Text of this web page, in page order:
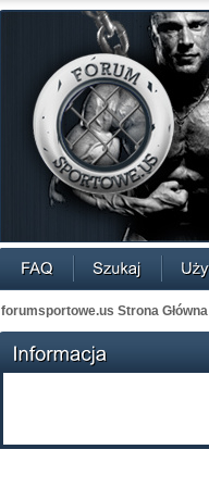
forumsportowe.us Strona Główna